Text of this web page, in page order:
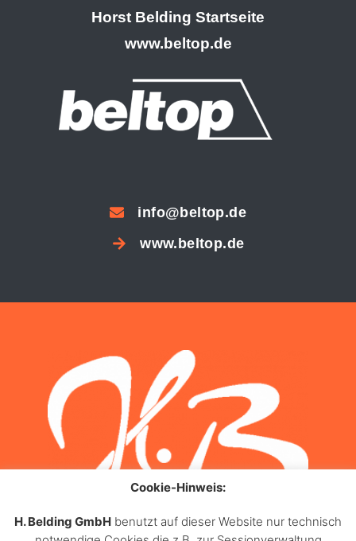
Horst Belding Startseite
www.beltop.de
info@beltop.de
www.beltop.de
Cookie-Hinweis:
H. Belding GmbH benutzt auf dieser Website nur technisch